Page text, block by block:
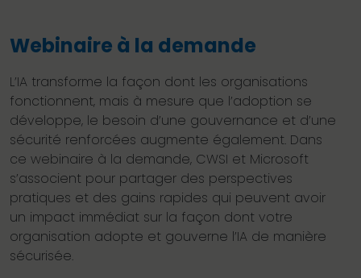
Webinaire à la demande
L’IA transforme la façon dont les organisations
fonctionnent, mais à mesure que l’adoption se
développe, le besoin d’une gouvernance et d’une
sécurité renforcées augmente également. Dans
ce webinaire à la demande, CWSI et Microsoft
s’associent pour partager des perspectives
pratiques et des gains rapides qui peuvent avoir
un impact immédiat sur la façon dont votre
organisation adopte et gouverne l’IA de manière
sécurisée.